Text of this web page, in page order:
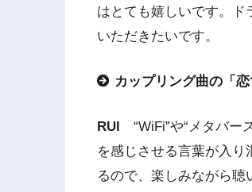
はとても嬉しいです。
いただきたいです。
カップリング曲の「
RUI “WiFi”や“メタバー
を感じさせる言葉が入
るので、楽しみながら聴